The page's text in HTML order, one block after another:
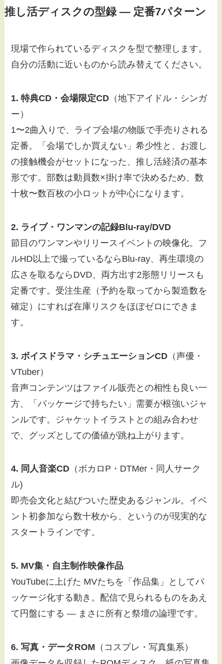
推し活ディスクの型録 — 定番7パターン
現場で作られているディスクを型で整理します。
自分の活動に近いものから読み替えてください。
1. 特典CD・会場限定CD （地下アイドル・シンガ
ー）
1〜2曲入りで、ライブ会場の物販で手売りされる
定番。「会場でしか買えない」希少性と、お渡し
の接触機会がセットになった、推し活経済の基本
形です。部数は動員数×掛け率で決めるため、数
十枚〜数百枚の小ロットが中心になります。
2. ライブ・ワンマンの記録Blu-ray/DVD
節目のワンマンやリリースイベントの映像化。フ
ルHD以上で撮っているならBlu-ray、再生環境の
広さを取るならDVD、両方出す2形態リリースも
定番です。受注生産（予約を取ってから製造数を
確定）にすれば在庫リスクをほぼゼロにできま
す。
3. ボイスドラマ・シチュエーションCD （声優・
VTuber）
音声コンテンツはファイル販売との相性も良い一
方、「パッケージで持ちたい」需要が根強いジャ
ンルです。ジャケットイラストとの組み合わせ
で、グッズとしての価値が跳ね上がります。
4. 同人音楽CD （ボカロP・DTMer・同人サーク
ル)
即売会文化と結びついた歴史あるジャンル。イベ
ント初参加なら数十枚から、というのが現実的な
スタートラインです。
5. MV集・自主制作映像作品
YouTubeに上げた MVたちを「作品集」としてパ
ッケージ化する動き。配信で見られるものをあえ
て円盤にする — まさに所有と祭壇の論理です。
6. 写真・データROM （コスプレ・写真集系）